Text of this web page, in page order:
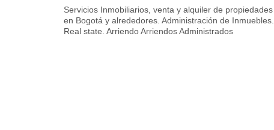
Servicios Inmobiliarios, venta y alquiler de propiedades
en Bogotá y alrededores. Administración de Inmuebles.
Real state. Arriendo Arriendos Administrados